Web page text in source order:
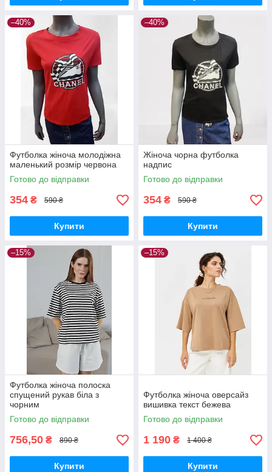
–40%
Футболка жіноча молодіжна
маленький розмір червона
Готово до відправки
354 ₴ 590 ₴
Купити
–40%
Жіноча чорна футболка
надпис
Готово до відправки
354 ₴ 590 ₴
Купити
–15%
Футболка жіноча полоска
спущений рукав біла з
чорним
Готово до відправки
756,50 ₴ 890 ₴
Купити
–15%
Футболка жіноча оверсайз
вишивка текст бежева
Готово до відправки
1 190 ₴ 1 400 ₴
Купити